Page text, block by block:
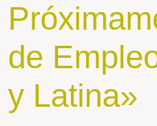
de
y Latina»